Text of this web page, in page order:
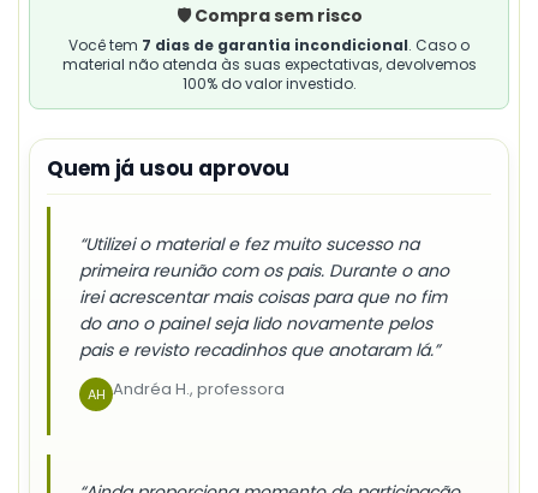
🛡️ Compra sem risco
Você tem 7 dias de garantia incondicional. Caso o
material não atenda às suas expectativas, devolvemos
100% do valor investido.
Quem já usou aprovou
“Utilizei o material e fez muito sucesso na
primeira reunião com os pais. Durante o ano
irei acrescentar mais coisas para que no fim
do ano o painel seja lido novamente pelos
pais e revisto recadinhos que anotaram lá.”
AH Andréa H., professora